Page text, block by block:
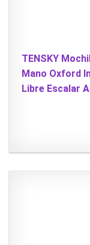
TENSKY
Mano Oxford
Libre Escalar